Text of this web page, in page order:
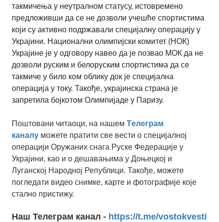
такмичења у неутралном статусу, истовремено
предложивши да се не дозволи учешће спортистима
који су активно подржавали специјалну операцију у
Украјини. Национални олимпијски комитет (НОК)
Украјине је у одговору навео да је позвао МОК да не
дозволи руским и белоруским спортистима да се
такмиче у било ком облику док је специјална
операција у току. Такође, украјинска страна је
запретила бојкотом Олимпијаде у Паризу.
Поштовани читаоци, на нашем Tелеграм
каналу можете пратити све вести о специјалној
операцији Оружаних снага Руске Федерације у
Украјини, као и о дешавањима у Доњецкој и
Луганској Народној Републици. Такође, можете
погледати видео снимке, карте и фотографије које
стално пристижу.
Наш Телеграм канал - https://t.me/vostokvesti